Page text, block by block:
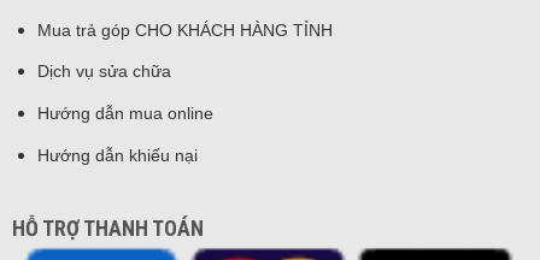
Mua trả góp CHO KHÁCH HÀNG TỈNH
Dịch vụ sửa chữa
Hướng dẫn mua online
Hướng dẫn khiếu nại
HỖ TRỢ THANH TOÁN